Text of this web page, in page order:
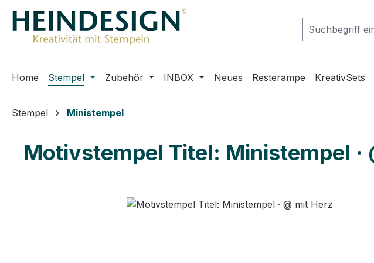
Hauptinhalt springen
Zur Suche springen
Zur Hauptnavigation springen
Home Stempel Zubehör INBOX Neues Resterampe KreativSets
Stempel Ministempel
Motivstempel Titel: Ministempel ·